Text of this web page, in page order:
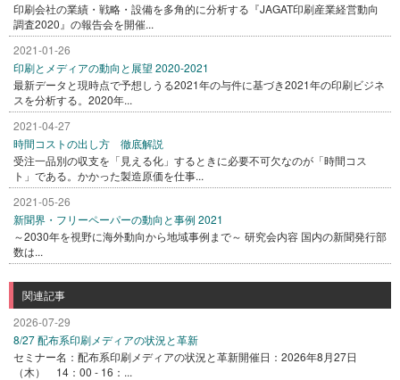
印刷会社の業績・戦略・設備を多角的に分析する『JAGAT印刷産業経営動向
調査2020』の報告会を開催...
2021-01-26
印刷とメディアの動向と展望 2020-2021
最新データと現時点で予想しうる2021年の与件に基づき2021年の印刷ビジネ
スを分析する。2020年...
2021-04-27
時間コストの出し方 徹底解説
受注一品別の収支を「見える化」するときに必要不可欠なのが「時間コス
ト」である。かかった製造原価を仕事...
2021-05-26
新聞界・フリーペーパーの動向と事例 2021
～2030年を視野に海外動向から地域事例まで～ 研究会内容 国内の新聞発行部
数は...
関連記事
2026-07-29
8/27 配布系印刷メディアの状況と革新
セミナー名：配布系印刷メディアの状況と革新開催日：2026年8月27日
（木） 14：00 - 16：...